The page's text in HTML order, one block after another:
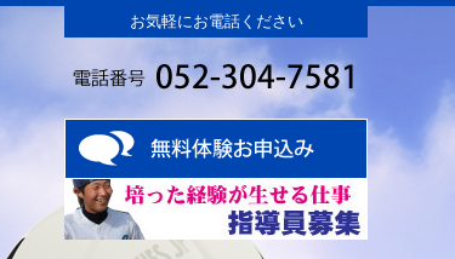
お気軽にお電話ください